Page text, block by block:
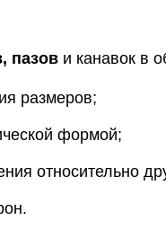
пазов и канавок в
размеров;
формой;
относительно